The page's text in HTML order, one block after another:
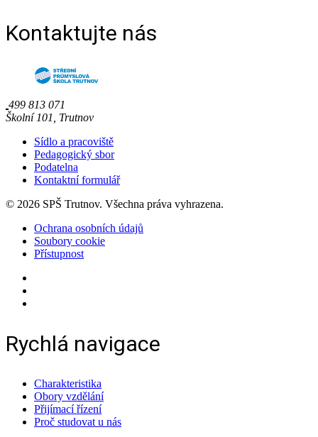
Kontaktujte nás
499 813 071
Školní 101, Trutnov
Sídlo a pracoviště
Pedagogický sbor
Podatelna
Kontaktní formulář
© 2026 SPŠ Trutnov. Všechna práva vyhrazena.
Ochrana osobních údajů
Soubory cookie
Přístupnost
Rychlá navigace
Charakteristika
Obory vzdělání
Přijímací řízení
Proč studovat u nás